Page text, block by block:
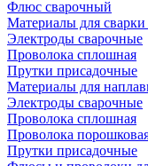
Флюс сварочный
Материалы для
Электроды сварочные
Проволока сплошная
Прутки присадочные
Материалы для
Электроды сварочные
Проволока сплошная
Проволока
Прутки присадочные